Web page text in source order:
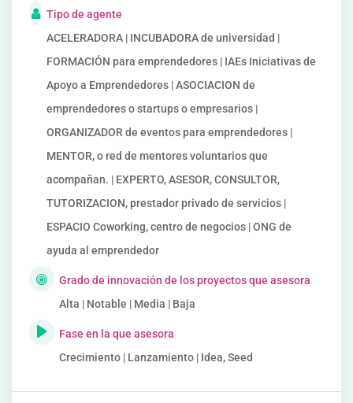
Tipo de agente
ACELERADORA | INCUBADORA de universidad |
FORMACIÓN para emprendedores | IAEs Iniciativas de
Apoyo a Emprendedores | ASOCIACION de
emprendedores o startups o empresarios |
ORGANIZADOR de eventos para emprendedores |
MENTOR, o red de mentores voluntarios que
acompañan. | EXPERTO, ASESOR, CONSULTOR,
TUTORIZACION, prestador privado de servicios |
ESPACIO Coworking, centro de negocios | ONG de
ayuda al emprendedor
Grado de innovación de los proyectos que asesora
Alta | Notable | Media | Baja
Fase en la que asesora
Crecimiento | Lanzamiento | Idea, Seed